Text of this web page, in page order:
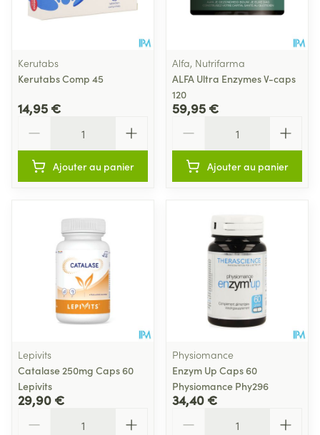
Kerutabs
Kerutabs Comp 45
14,95 €
Ajouter au panier
Alfa, Nutrifarma
ALFA Ultra Enzymes V-caps
120
59,95 €
Ajouter au panier
Lepivits
Catalase 250mg Caps 60
Lepivits
29,90 €
Physiomance
Enzym Up Caps 60
Physiomance Phy296
34,40 €